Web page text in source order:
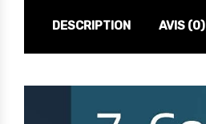
DESCRIPTION AVIS (0)